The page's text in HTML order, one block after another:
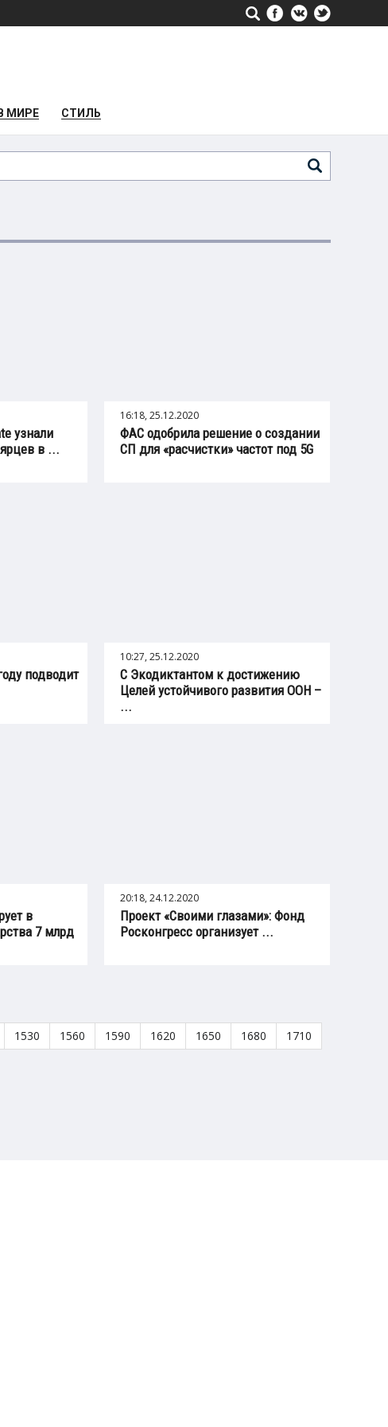
В МИРЕ СТИЛЬ
узнали
в ...
16:18, 25.12.2020
ФАС одобрила решение о создании
СП для «расчистки» частот под 5G
подводит
10:27, 25.12.2020
С Экодиктантом к достижению
Целей устойчивого развития ООН –
...
в
7 млрд
20:18, 24.12.2020
Проект «Своими глазами»: Фонд
Росконгресс организует ...
1530 1560 1590 1620 1650 1680
1710